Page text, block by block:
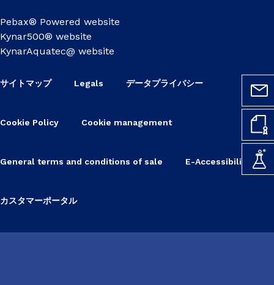
Pebax® Powered website
Kynar500® website
KynarAquatec@ website
サイトマップ Legals データプライバシー
Cookie Policy Cookie management
General terms and conditions of sale E-Accessibility
カスタマーポータル